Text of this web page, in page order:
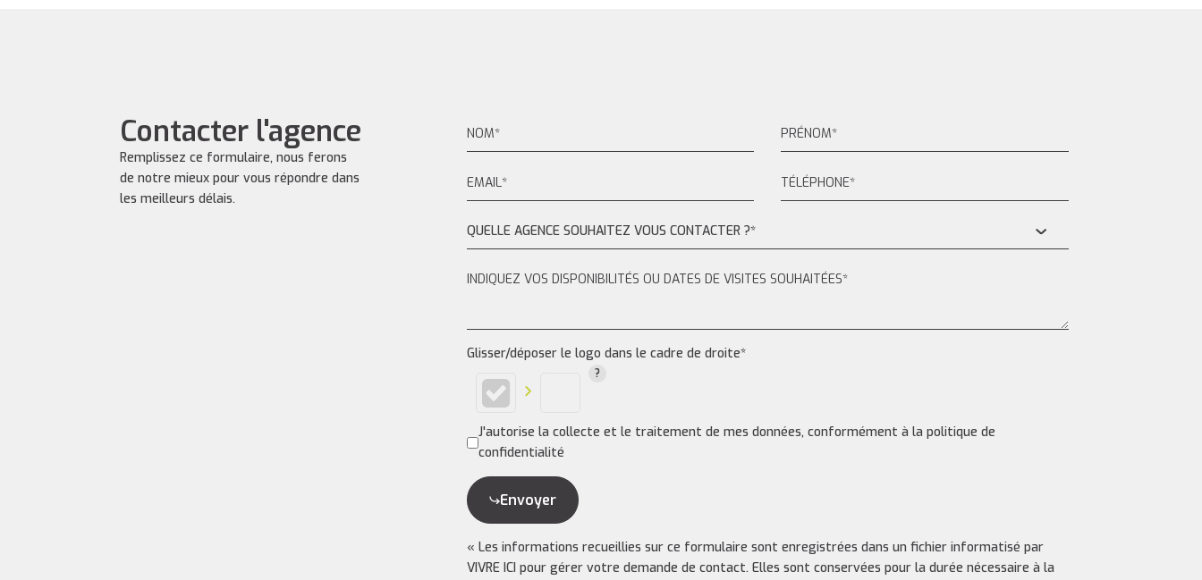
Contacter l'agence
Remplissez ce formulaire, nous ferons
de notre mieux pour vous répondre dans
les meilleurs délais.
QUELLE AGENCE SOUHAITEZ VOUS CONTACTER ?*
Glisser/déposer le logo dans le cadre de droite*
J'autorise la collecte et le traitement de mes données, conformément à la politique de
confidentialité
Envoyer
« Les informations recueillies sur ce formulaire sont enregistrées dans un fichier informatisé par
VIVRE ICI pour gérer votre demande de contact. Elles sont conservées pour la durée nécessaire à la